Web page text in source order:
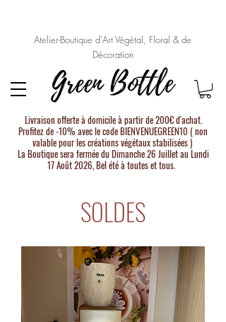
Atelier-Boutique d'Art Végétal, Floral & de
Décoration
Livraison offerte à domicile à partir de 200€ d'achat.
Profitez de -10% avec le code BIENVENUEGREEN10 ( non
valable pour les créations végétaux stabilisées )
La Boutique sera fermée du Dimanche 26 Juillet au Lundi
17 Août 2026, Bel été à toutes et tous.
SOLDES